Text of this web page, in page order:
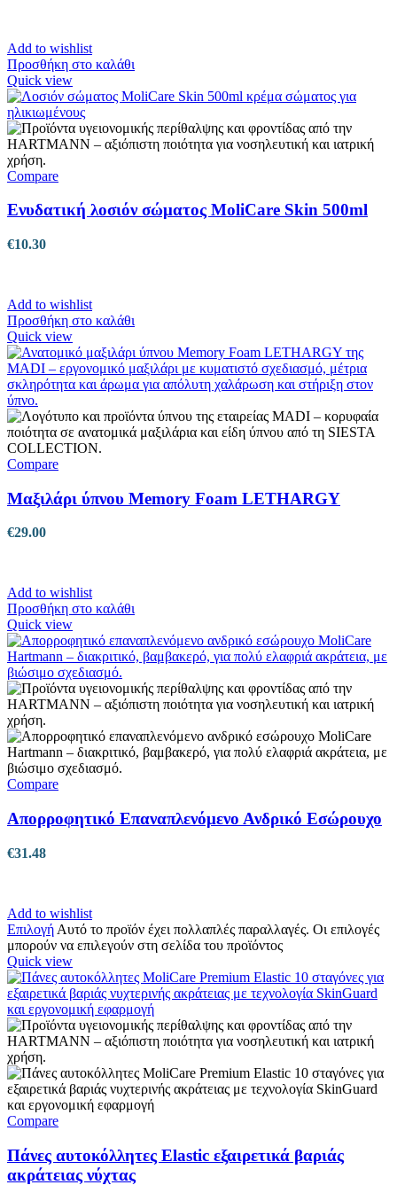
Add to wishlist
Προσθήκη στο καλάθι
Quick view
Compare
Ενυδατική λοσιόν σώματος MoliCare Skin 500ml
€10.30
Add to wishlist
Προσθήκη στο καλάθι
Quick view
Compare
Μαξιλάρι ύπνου Memory Foam LETHARGY
€29.00
Add to wishlist
Προσθήκη στο καλάθι
Quick view
Compare
Απορροφητικό Επαναπλενόμενο Ανδρικό Εσώρουχο
€31.48
Add to wishlist
Επιλογή Αυτό το προϊόν έχει πολλαπλές παραλλαγές. Οι επιλογές
μπορούν να επιλεγούν στη σελίδα του προϊόντος
Quick view
Compare
Πάνες αυτοκόλλητες Elastic εξαιρετικά βαριάς
ακράτειας νύχτας